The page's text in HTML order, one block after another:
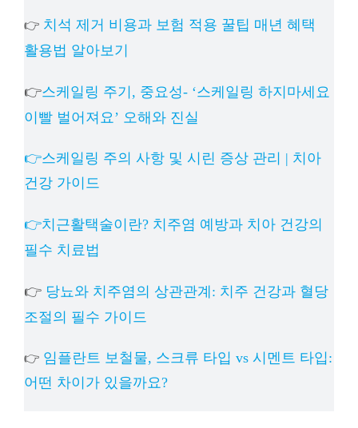
👉 치석 제거 비용과 보험 적용 꿀팁 매년 혜택
활용법 알아보기
👉스케일링 주기, 중요성- ‘스케일링 하지마세요
이빨 벌어져요’ 오해와 진실
👉스케일링 주의 사항 및 시린 증상 관리 | 치아
건강 가이드
👉치근활택술이란? 치주염 예방과 치아 건강의
필수 치료법
👉 당뇨와 치주염의 상관관계: 치주 건강과 혈당
조절의 필수 가이드
👉 임플란트 보철물, 스크류 타입 vs 시멘트 타입:
어떤 차이가 있을까요?